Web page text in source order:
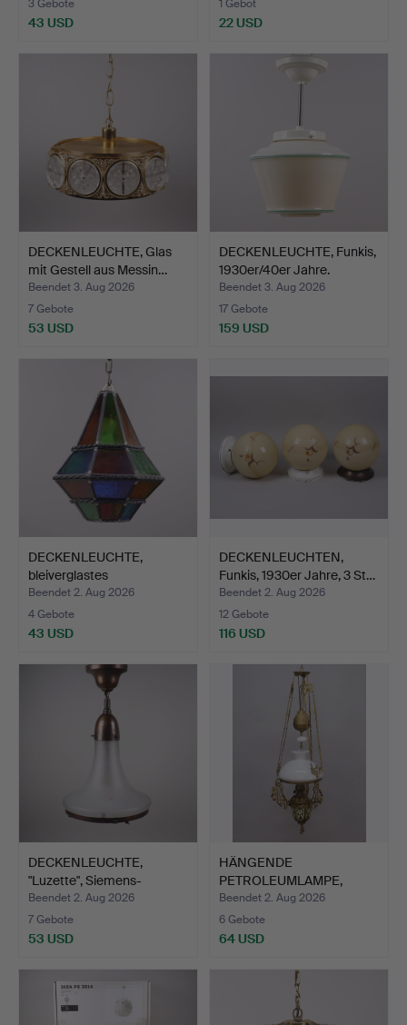
3 Gebote
43 USD
1 Gebot
22 USD
DECKENLEUCHTE, Glas
mit Gestell aus Messin…
Beendet 3. Aug 2026
7 Gebote
53 USD
DECKENLEUCHTE, Funkis,
1930er/40er Jahre.
Beendet 3. Aug 2026
17 Gebote
159 USD
DECKENLEUCHTE,
bleiverglastes
mehrfarbiges…
Beendet 2. Aug 2026
4 Gebote
43 USD
DECKENLEUCHTEN,
Funkis, 1930er Jahre, 3 St…
Beendet 2. Aug 2026
12 Gebote
116 USD
DECKENLEUCHTE,
"Luzette", Siemens-
Schukert…
Beendet 2. Aug 2026
7 Gebote
53 USD
HÄNGENDE
PETROLEUMLAMPE,
Majolika, Jugend,…
Beendet 2. Aug 2026
6 Gebote
64 USD